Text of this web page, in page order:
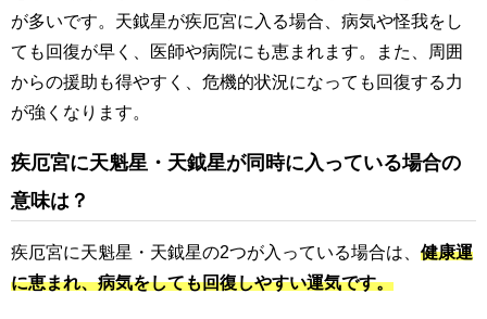
が多いです。天鉞星が疾厄宮に入る場合、病気や怪我をし
ても回復が早く、医師や病院にも恵まれます。また、周囲
からの援助も得やすく、危機的状況になっても回復する力
が強くなります。
疾厄宮に天魁星・天鉞星が同時に入っている場合の
意味は？
疾厄宮に天魁星・天鉞星の2つが入っている場合は、 健康運
に恵まれ、病気をしても回復しやすい運気です。